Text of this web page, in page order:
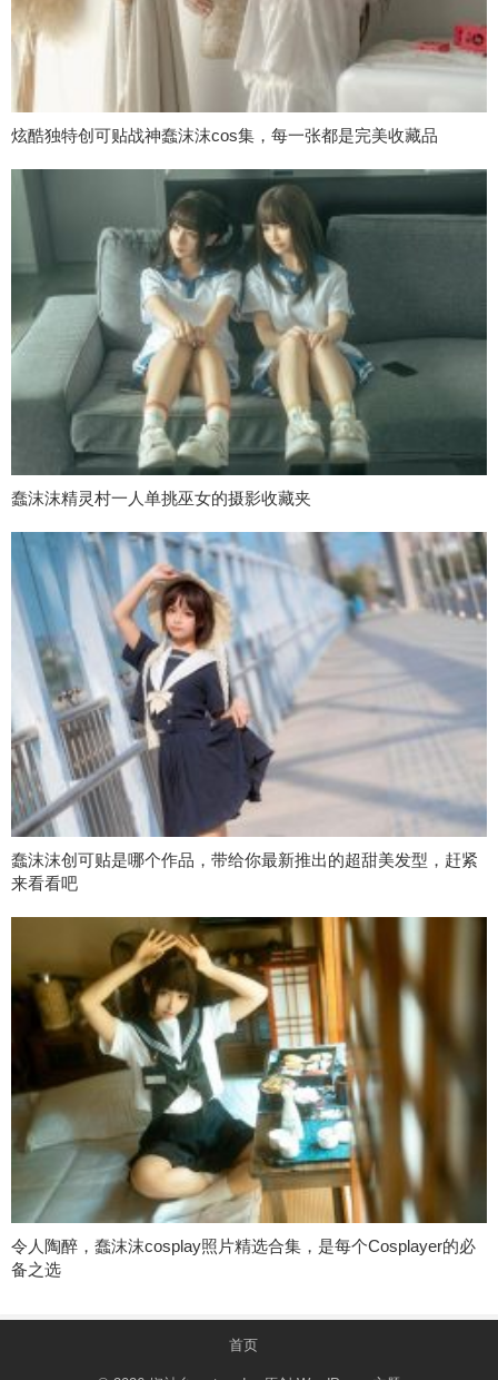
炫酷独特创可贴战神蠢沫沫cos集，每一张都是完美收藏品
蠢沫沫精灵村一人单挑巫女的摄影收藏夹
蠢沫沫创可贴是哪个作品，带给你最新推出的超甜美发型，赶紧
来看看吧
令人陶醉，蠢沫沫cosplay照片精选合集，是每个Cosplayer的必
备之选
首页